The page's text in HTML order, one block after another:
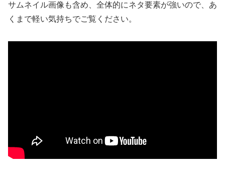
サムネイル画像も含め、全体的にネタ要素が強いので、あ
くまで軽い気持ちでご覧ください。